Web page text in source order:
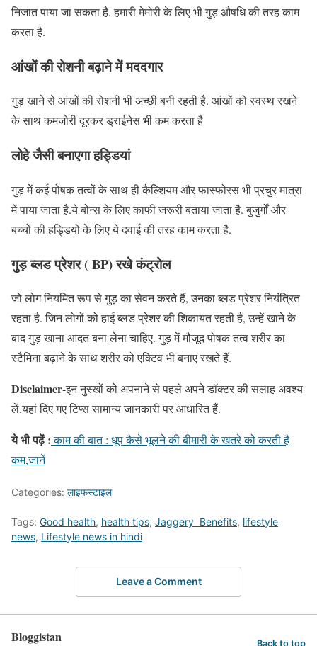
निजात पाया जा सकता है. हमारी मेमोरी के लिए भी गुड़ औषधि की तरह काम
करता है.
आंखों की रोशनी बढ़ाने में मददगार
गुड़ खाने से आंखों की रोशनी भी अच्छी बनी रहती है. आंखों को स्वस्थ रखने
के साथ कमजोरी दूरकर ड्राईनेस भी कम करता है
लोहे जैसी बनाएगा हड्डियां
गुड़ में कई पोषक तत्वों के साथ ही कैल्शियम और फास्फोरस भी प्रचुर मात्रा
में पाया जाता है.ये बोन्स के लिए काफी जरूरी बताया जाता है. बुजुर्गों और
बच्चों की हड्डियों के लिए ये दवाई की तरह काम करता है.
गुड़ ब्लड प्रेशर ( BP) रखे कंट्रोल
जो लोग नियमित रूप से गुड़ का सेवन करते हैं, उनका ब्लड प्रेशर नियंत्रित
रहता है. जिन लोगों को हाई ब्लड प्रेशर की शिकायत रहती है, उन्हें खाने के
बाद गुड़ खाना आदत बना लेना चाहिए. गुड़ में मौजूद पोषक तत्व शरीर का
स्टैमिना बढ़ाने के साथ शरीर को एक्टिव भी बनाए रखते हैं.
Disclaimer-इन नुस्खों को अपनाने से पहले अपने डॉक्टर की सलाह अवश्य
लें.यहां दिए गए टिप्स सामान्य जानकारी पर आधारित हैं.
ये भी पढ़ें :काम की बात : धूप कैसे भूलने की बीमारी के खतरे को करती है
कम,जानें
Categories: लाइफस्टाइल
Tags: Good health, health tips, Jaggery Benefits, lifestyle
news, Lifestyle news in hindi
Leave a Comment
Bloggistan Back to top